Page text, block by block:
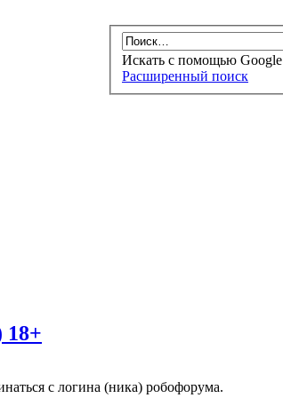
Искать с помощью Google
Расширенный поиск
18+
с логина (ника) робофорума.